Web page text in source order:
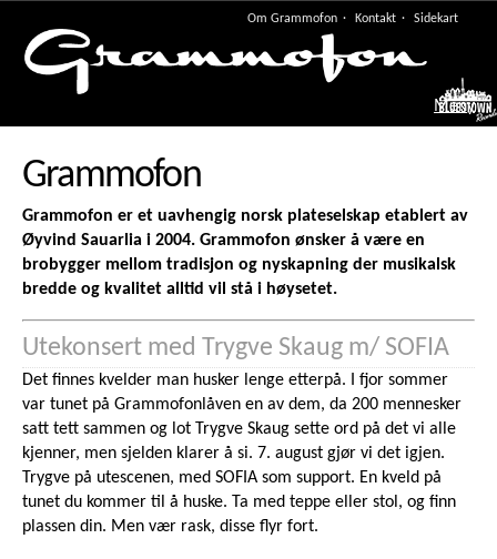
Om Grammofon Kontakt Sidekart
Meny
Grammofon
Grammofon er et uavhengig norsk plateselskap etablert av
Øyvind Sauarlia i 2004. Grammofon ønsker å være en
brobygger mellom tradisjon og nyskapning der musikalsk
bredde og kvalitet alltid vil stå i høysetet.
Utekonsert med Trygve Skaug m/ SOFIA
Det finnes kvelder man husker lenge etterpå. I fjor sommer
var tunet på Grammofonlåven en av dem, da 200 mennesker
satt tett sammen og lot Trygve Skaug sette ord på det vi alle
kjenner, men sjelden klarer å si. 7. august gjør vi det igjen.
Trygve på utescenen, med SOFIA som support. En kveld på
tunet du kommer til å huske. Ta med teppe eller stol, og finn
plassen din. Men vær rask, disse flyr fort.